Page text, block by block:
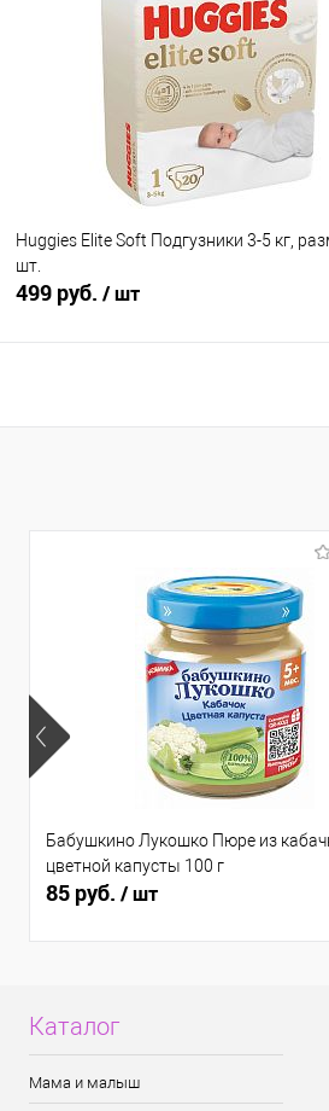
Купить в 1 клик
Сравнение
В наличии
Huggies Elite Soft Подгузники 3-5 кг,
шт.
499 руб. / шт
Бабушкино Лукошко Пюре из
цветной капусты 100 г
85 руб. / шт
Каталог
Мама и малыш